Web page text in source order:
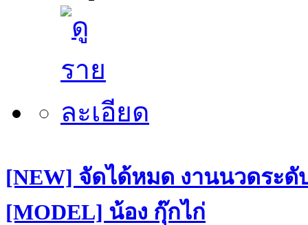
[NEW] จัดได้หมด งานนวดระดั
[MODEL] น้อง กุ๊กไก่